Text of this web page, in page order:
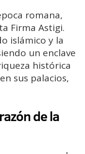
romana,
Firma Astigi.
islámico y la
un enclave
histórica
sus palacios,
de la